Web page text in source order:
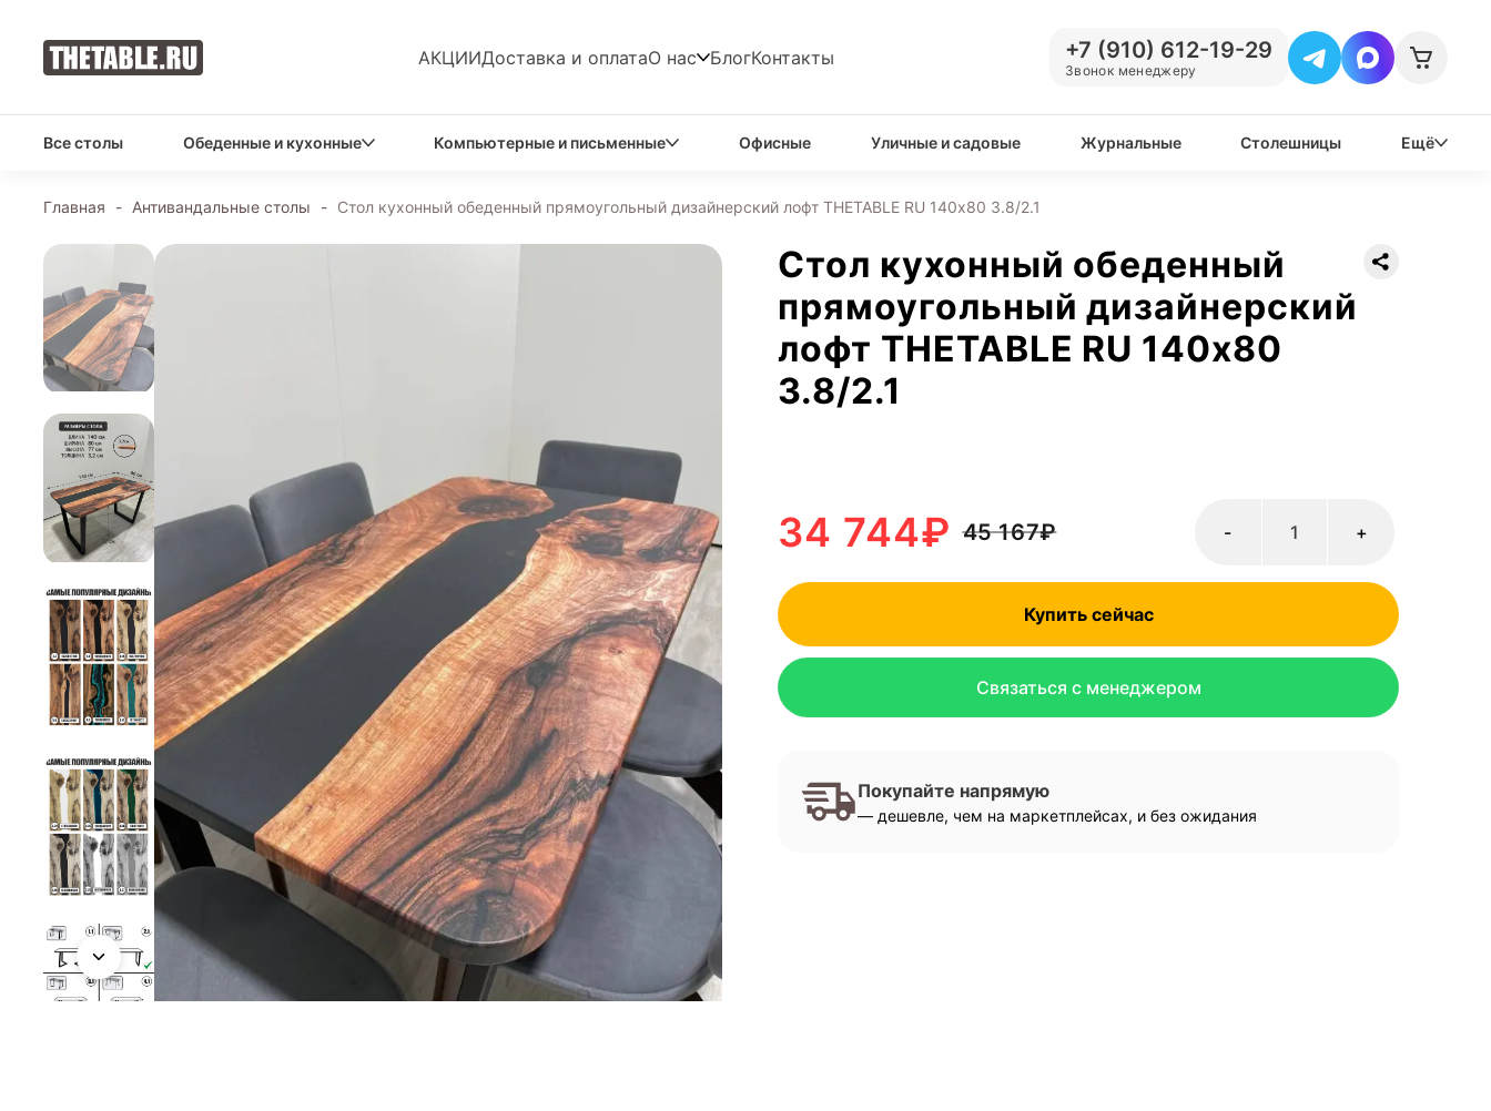
АКЦИИДоставка и оплатаО нас БлогКонтакты +7 (910) 612-19-29
Звонок менеджеру
Все столы Обеденные и кухонные Компьютерные и письменные Офисные Уличные и садовые Журнальные Столешницы Ещё
Главная - Антивандальные столы - Стол кухонный обеденный прямоугольный дизайнерский лофт THETABLE RU 140х80 3.8/2.1
Стол кухонный обеденный
прямоугольный дизайнерский
лофт THETABLE RU 140х80
3.8/2.1
45 167₽
34 744₽ +
-
Купить сейчас
Связаться с менеджером
Покупайте напрямую
— дешевле, чем на маркетплейсах, и без ожидания